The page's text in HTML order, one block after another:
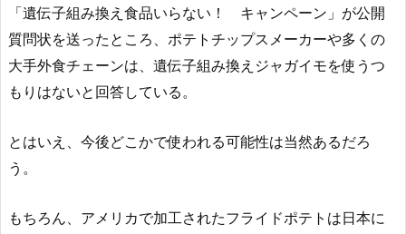
「遺伝子組み換え食品いらない！ キャンペーン」が公開
質問状を送ったところ、ポテトチップスメーカーや多くの
大手外食チェーンは、遺伝子組み換えジャガイモを使うつ
もりはないと回答している。
とはいえ、今後どこかで使われる可能性は当然あるだろ
う。
もちろん、アメリカで加工されたフライドポテトは日本に